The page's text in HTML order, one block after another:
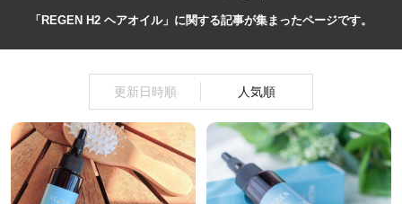
「REGEN H2 ヘアオイル」に関する記事が集まったページです。
更新日時順 人気順